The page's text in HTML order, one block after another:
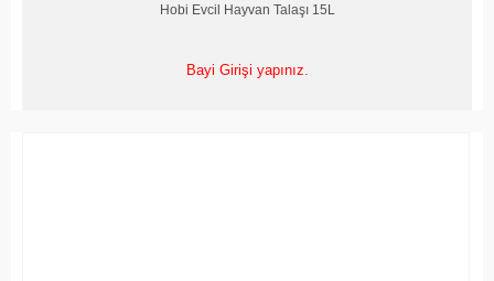
Hobi Evcil Hayvan Talaşı 15L
Bayi Girişi yapınız.